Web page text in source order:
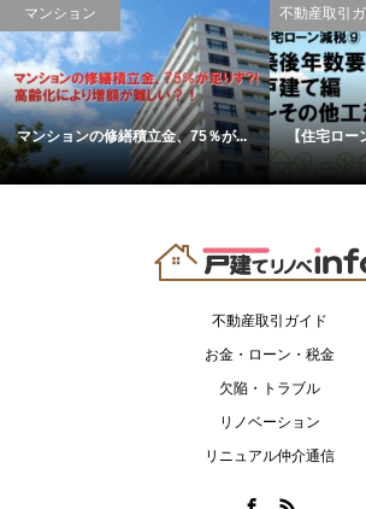
マンション
マンションの修繕積立金、75％が...
不動産取引
【住宅ロ
不動産取引ガイド
お金・ローン・税金
欠陥・トラブル
リノベーション
リニュアル仲介通信